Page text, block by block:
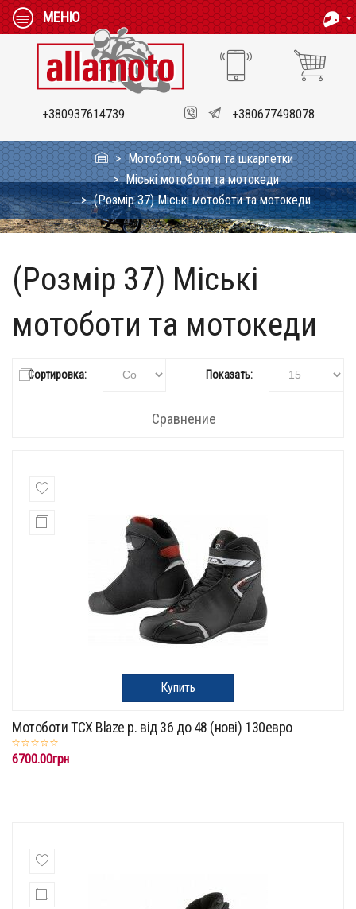
МЕНЮ
+380937614739 +380677498078
Мотоботи, чоботи та шкарпетки
Міські мотоботи та мотокеди
(Розмір 37) Міські мотоботи та мотокеди
(Розмір 37) Міські
мотоботи та мотокеди
Сортировка: Показать:
Сравнение
Купить
Мотоботи TCX Blaze p. від 36 до 48 (нові) 130евро
6700.00грн